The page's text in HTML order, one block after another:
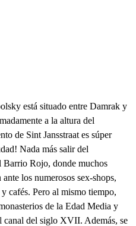
está situado entre Damrak y
a la altura del
de Sint Jansstraat es súper
Nada más salir del
Barrio Rojo, donde muchos
los numerosos sex-shops,
cafés. Pero al mismo tiempo,
de la Edad Media y
canal del siglo XVII. Además, se